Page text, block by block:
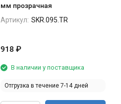
мм прозрачная
Артикул: SKR.095.TR
918 ₽
В наличии у поставщика
Отгрузка в течение 7-14 дней